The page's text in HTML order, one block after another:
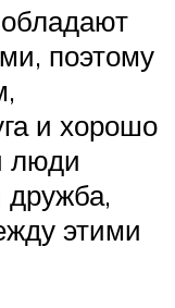
поэтому
и хорошо
люди
дружба,
этими